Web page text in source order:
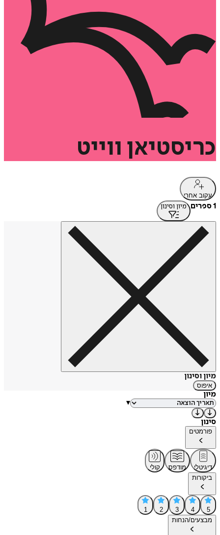
כריסטיאן ווייט
עקוב אחרי
1 ספרים מיון וסינון
מיון וסינון
איפוס
מיון
▾
סינון
פורמטים
דיגיטלי מודפס
קולי
ביקורות
5
4
3
2
1
מבצעים/הנחות